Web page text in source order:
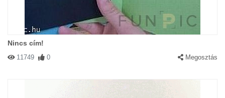
Nincs cím!
11749 0 Megosztás